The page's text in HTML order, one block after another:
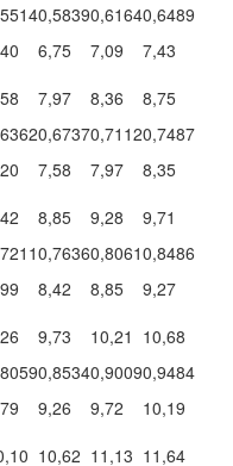
0,58390,61640,6489
6,75 7,09
7,43
7,97 8,36 8,75
0,67370,71120,7487
7,58 7,97
8,35
8,85 9,28 9,71
0,76360,80610,8486
8,42 8,85
9,27
9,73 10,21 10,68
0,85340,90090,9484
9,26 9,72
10,19
10,62 11,13 11,64